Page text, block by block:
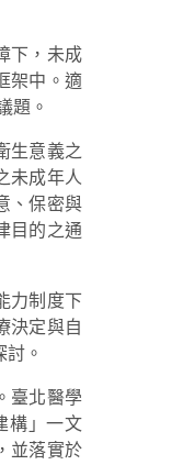
下，未成
架中。適
題。
生意義之
未成年人
、保密與
目的之通
力制度下
決定與自
。
臺北醫學
構」一文
並落實於